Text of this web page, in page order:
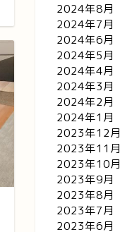
2024年8月
2024年7月
2024年6月
2024年5月
2024年4月
2024年3月
2024年2月
2024年1月
2023年12月
2023年11月
2023年10月
2023年9月
2023年8月
2023年7月
2023年6月